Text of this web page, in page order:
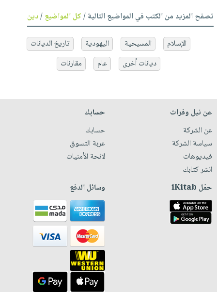
تصفح المزيد من الكتب في المواضيع التالية /كل المواضيع/دين
الإسلام المسيحية اليهودية
تاريخ الديانات
ديانات أخرى
عام مقارنات
عن نيل وفرات
عن الشركة
سياسة الشركة
فيديوهات
انشر كتابك
حسابك
حسابك
عربة التسوق
لائحة الأمنيات
حمّل iKitab وسائل الدفع